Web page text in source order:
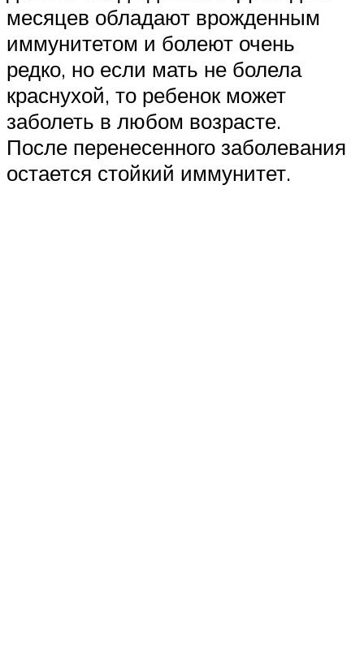
месяцев обладают врожденным
иммунитетом и болеют очень
редко, но если мать не болела
краснухой, то ребенок может
заболеть в любом возрасте.
После перенесенного заболевания
остается стойкий иммунитет.